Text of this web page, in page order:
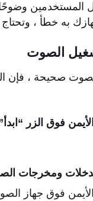
المستخدمين
به خطأ ،
الصوت
صحيحة ، فإن
فوق الزر
ومخرجات
الأيمن فوق جهاز